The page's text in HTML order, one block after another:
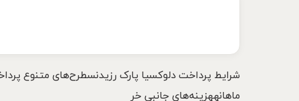
ماهانههزینه‌های جانبی خر